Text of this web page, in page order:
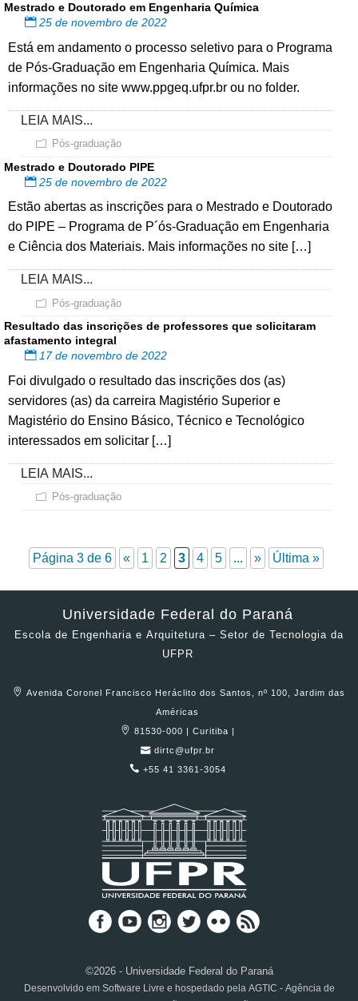
Mestrado e Doutorado em Engenharia Química
25 de novembro de 2022
Está em andamento o processo seletivo para o Programa
de Pós-Graduação em Engenharia Química. Mais
informações no site www.ppgeq.ufpr.br ou no folder.
LEIA MAIS...
Pós-graduação
Mestrado e Doutorado PIPE
25 de novembro de 2022
Estão abertas as inscrições para o Mestrado e Doutorado
do PIPE – Programa de P´ós-Graduação em Engenharia
e Ciência dos Materiais. Mais informações no site […]
LEIA MAIS...
Pós-graduação
Resultado das inscrições de professores que solicitaram
afastamento integral
17 de novembro de 2022
Foi divulgado o resultado das inscrições dos (as)
servidores (as) da carreira Magistério Superior e
Magistério do Ensino Básico, Técnico e Tecnológico
interessados em solicitar […]
LEIA MAIS...
Pós-graduação
Página 3 de 6 « 1 2 3 4 5 ... » Última »
Universidade Federal do Paraná
Escola de Engenharia e Arquitetura – Setor de Tecnologia da
UFPR
Avenida Coronel Francisco Heráclito dos Santos, nº 100, Jardim das
Américas
81530-000 | Curitiba |
dirtc@ufpr.br
+55 41 3361-3054
©2026 - Universidade Federal do Paraná
Desenvolvido em Software Livre e hospedado pela AGTIC - Agência de